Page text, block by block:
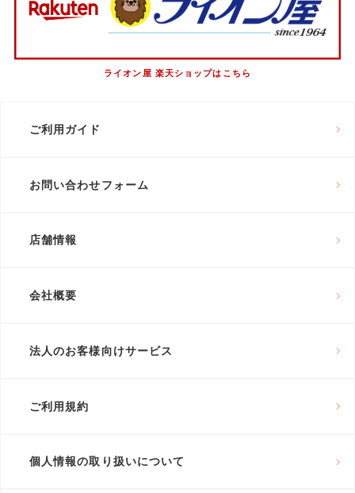
ライオン屋 楽天ショップはこちら
ご利用ガイド
お問い合わせフォーム
店舗情報
会社概要
法人のお客様向けサービス
ご利用規約
個人情報の取り扱いについて